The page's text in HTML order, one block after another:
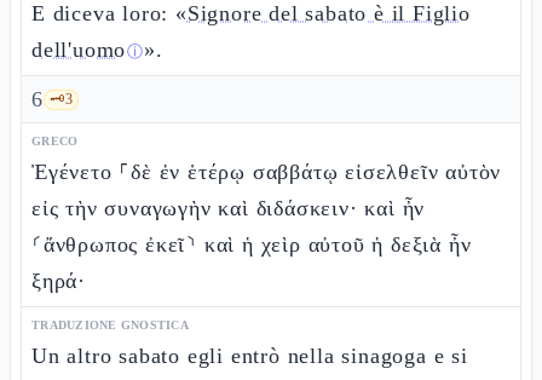
E diceva loro: «Signore del sabato è il Figlio
dell'uomoⓘ».
6 🗝️3
GRECO
Ἐγένετο ⸀δὲ ἐν ἑτέρῳ σαββάτῳ εἰσελθεῖν αὐτὸν
εἰς τὴν συναγωγὴν καὶ διδάσκειν· καὶ ἦν
⸂ἄνθρωπος ἐκεῖ⸃ καὶ ἡ χεὶρ αὐτοῦ ἡ δεξιὰ ἦν
ξηρά·
TRADUZIONE GNOSTICA
Un altro sabato egli entrò nella sinagoga e si